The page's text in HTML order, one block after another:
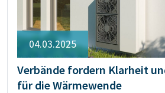
04.03.2025
Verbände fordern Klarheit
für die Wärmewende